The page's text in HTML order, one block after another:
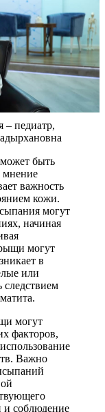
– педиатр,
быть
мнение
важность
кожи.
могут
начиная
могут
в
или
следствием
могут
факторов,
Важно
и соблюдение